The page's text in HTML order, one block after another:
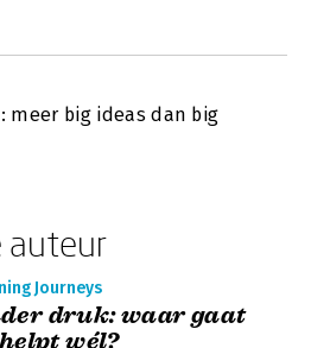
meer big ideas dan big
auteur
Journeys
druk: waar gaat
wél?